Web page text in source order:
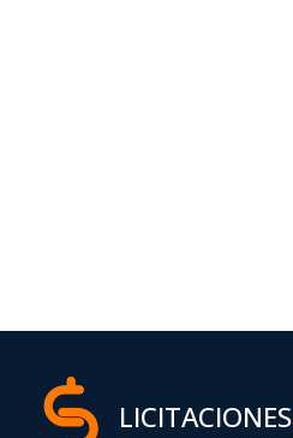
LICITACIONES